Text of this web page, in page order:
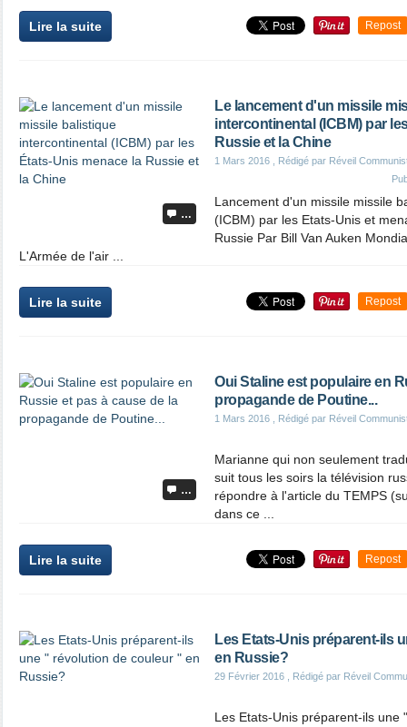
Lire la suite Repost
…
Le lancement d'un missile
intercontinental (ICBM) par
Russie et la Chine
1 Mars 2016 , Rédigé par Réveil
Lancement d'un missile missile
(ICBM) par les Etats-Unis et
Russie Par Bill Van Auken
L'Armée de l'air ...
Lire la suite Repost
…
Oui Staline est populaire en
propagande de Poutine...
1 Mars 2016 , Rédigé par Réveil
Marianne qui non seulement
suit tous les soirs la télévision
répondre à l'article du TEMPS
dans ce ...
Lire la suite Repost
Les Etats-Unis préparent-ils
en Russie?
29 Février 2016 , Rédigé par Réveil
Les Etats-Unis préparent-ils une